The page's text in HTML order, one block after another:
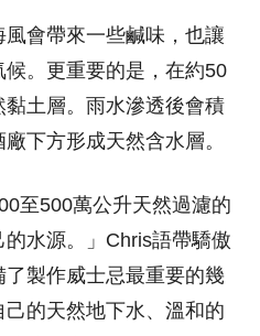
會帶來一些鹹味，也讓
。更重要的是，在約50
土層。雨水滲透後會積
下方形成天然含水層。
至500萬公升天然過濾的
水源。」Chris語帶驕傲
製作威士忌最重要的幾
的天然地下水、溫和的